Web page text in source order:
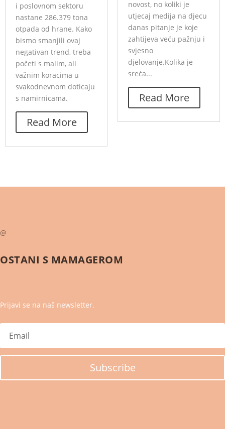
i poslovnom sektoru
nastane 286.379 tona
otpada od hrane. Kako
bismo smanjili ovaj
negativan trend, treba
početi s malim, ali
važnim koracima u
svakodnevnom doticaju
s namirnicama.
Read More
novost, no koliki je
utjecaj medija na djecu
danas pitanje je koje
zahtijeva veću pažnju i
svjesno
djelovanje.Kolika je
sreća...
Read More
@
OSTANI S MAMAGEROM
Prijavi se na naš newsletter.
Subscribe